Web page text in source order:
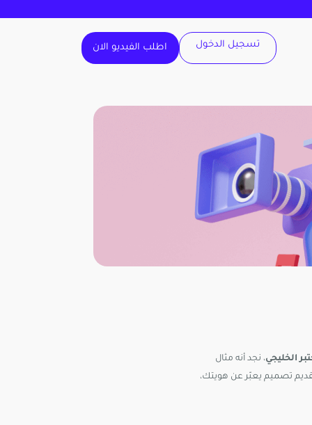
تسجيل الدخول اطلب الفيديو الان
الخليجي، نجد أنه مثال
تصميم يعبّر عن هويتك،